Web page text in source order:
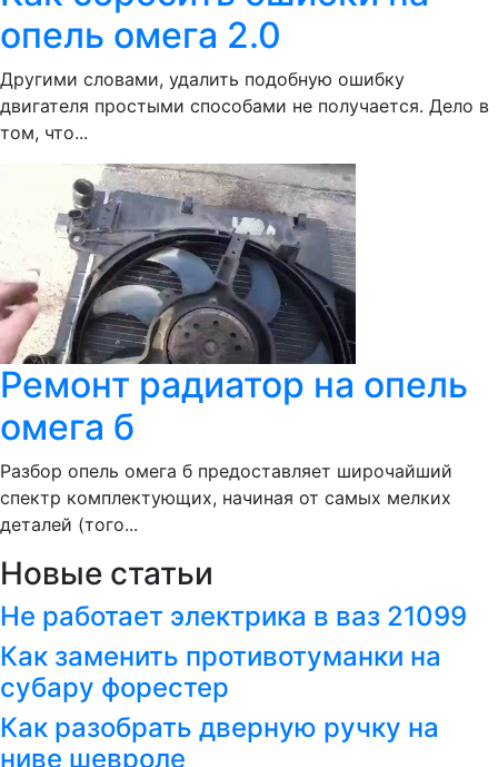
опель омега 2.0
Другими словами, удалить подобную ошибку
двигателя простыми способами не получается. Дело в
том, что...
Ремонт радиатор на опель
омега б
Разбор опель омега б предоставляет широчайший
спектр комплектующих, начиная от самых мелких
деталей (того...
Новые статьи
Не работает электрика в ваз 21099
Как заменить противотуманки на
субару форестер
Как разобрать дверную ручку на
ниве шевроле